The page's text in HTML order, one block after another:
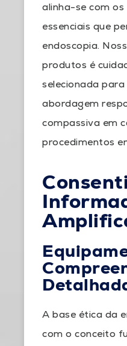
alinha-se com
essenciais que
endoscopia.
produtos é
selecionada
abordagem
compassiva em
procedimentos
A base ética da
com o conceito